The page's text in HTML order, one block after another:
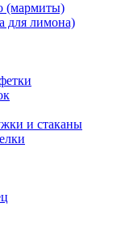
(мармиты)
для лимона)
и стаканы